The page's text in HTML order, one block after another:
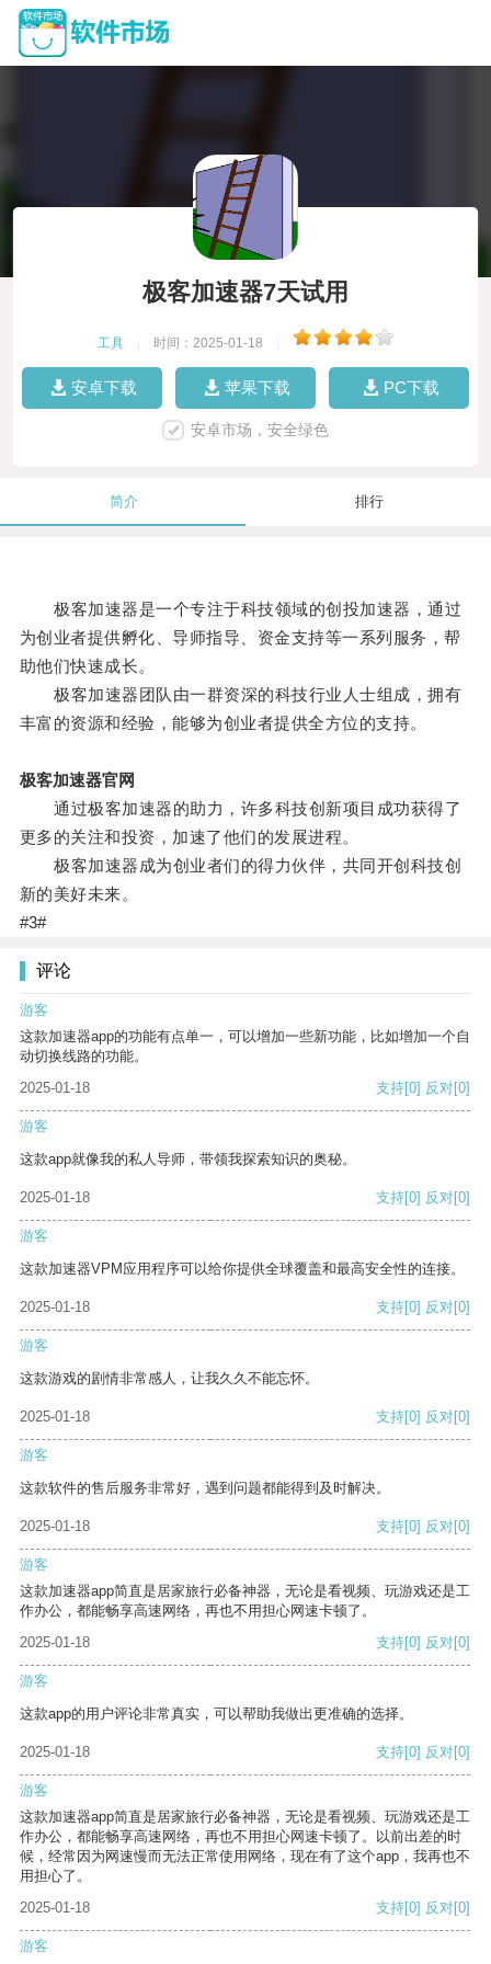
极客加速器7天试用
工具 时间：2025-01-18
安卓下载 苹果下载 PC下载
安卓市场，安全绿色
简介 排行
极客加速器是一个专注于科技领域的创投加速器，通过
为创业者提供孵化、导师指导、资金支持等一系列服务，帮
助他们快速成长。
极客加速器团队由一群资深的科技行业人士组成，拥有
丰富的资源和经验，能够为创业者提供全方位的支持。
极客加速器官网
通过极客加速器的助力，许多科技创新项目成功获得了
更多的关注和投资，加速了他们的发展进程。
极客加速器成为创业者们的得力伙伴，共同开创科技创
新的美好未来。
#3#
评论
游客
这款加速器app的功能有点单一，可以增加一些新功能，比如增加一个自
动切换线路的功能。
2025-01-18
支持[0] 反对[0]
游客
这款app就像我的私人导师，带领我探索知识的奥秘。
2025-01-18 支持[0] 反对[0]
游客
这款加速器VPM应用程序可以给你提供全球覆盖和最高安全性的连接。
2025-01-18 支持[0] 反对[0]
游客
这款游戏的剧情非常感人，让我久久不能忘怀。
2025-01-18 支持[0] 反对[0]
游客
这款软件的售后服务非常好，遇到问题都能得到及时解决。
2025-01-18 支持[0] 反对[0]
游客
这款加速器app简直是居家旅行必备神器，无论是看视频、玩游戏还是工
作办公，都能畅享高速网络，再也不用担心网速卡顿了。
2025-01-18
支持[0] 反对[0]
游客
这款app的用户评论非常真实，可以帮助我做出更准确的选择。
2025-01-18 支持[0] 反对[0]
游客
这款加速器app简直是居家旅行必备神器，无论是看视频、玩游戏还是工
作办公，都能畅享高速网络，再也不用担心网速卡顿了。以前出差的时
候，经常因为网速慢而无法正常使用网络，现在有了这个app，我再也不
用担心了。
2025-01-18
支持[0] 反对[0]
游客